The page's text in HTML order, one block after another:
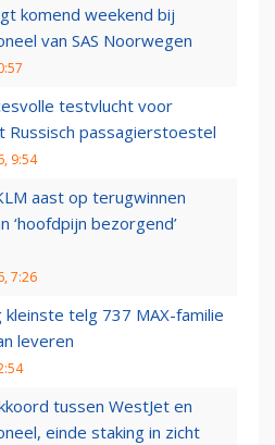
komend weekend bij
van SAS Noorwegen
testvlucht voor
Russisch passagierstoestel
9:54
aast op terugwinnen
‘hoofdpijn bezorgend’
7:26
kleinste telg 737 MAX-familie
leveren
tussen WestJet en
einde staking in zicht